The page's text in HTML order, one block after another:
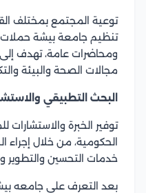
توعية المجتمع بمختلف
تنظيم جامعة بيشة
ومحاضرات عامة، تهدف
مجالات الصحة والبيئة
البحث التطبيقي
توفير الخبرة
الحكومية، من خلال إجراء
خدمات التحسين والتطوير
بعد التعرف على جامعه